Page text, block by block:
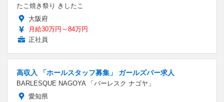
たこ焼き祭り きしたこ
大阪府
月給30万円～84万円
正社員
高収入 「ホールスタッフ募集」 ガールズバー求人
BARLESQUE NAGOYA 「バーレスク ナゴヤ」
愛知県